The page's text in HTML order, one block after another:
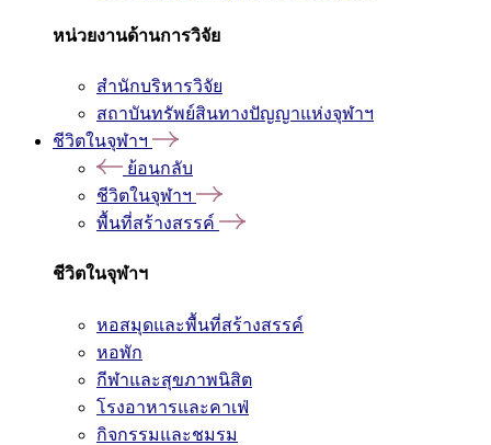
หน่วยงานด้านการวิจัย
สำนักบริหารวิจัย
สถาบันทรัพย์สินทางปัญญาแห่งจุฬาฯ
ชีวิตในจุฬาฯ
ย้อนกลับ
ชีวิตในจุฬาฯ
พื้นที่สร้างสรรค์
ชีวิตในจุฬาฯ
หอสมุดและพื้นที่สร้างสรรค์
หอพัก
กีฬาและสุขภาพนิสิต
โรงอาหารและคาเฟ่
กิจกรรมและชมรม